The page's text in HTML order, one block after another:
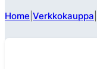
Home Verkkokauppa